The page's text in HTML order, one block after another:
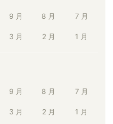
9 月 8 月 7 月
3 月 2 月 1 月
9 月 8 月 7 月
3 月 2 月 1 月